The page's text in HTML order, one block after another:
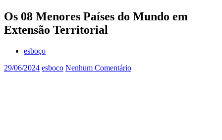
Os 08 Menores Países do Mundo em
Extensão Territorial
esboço
29/06/2024 esboco Nenhum Comentário